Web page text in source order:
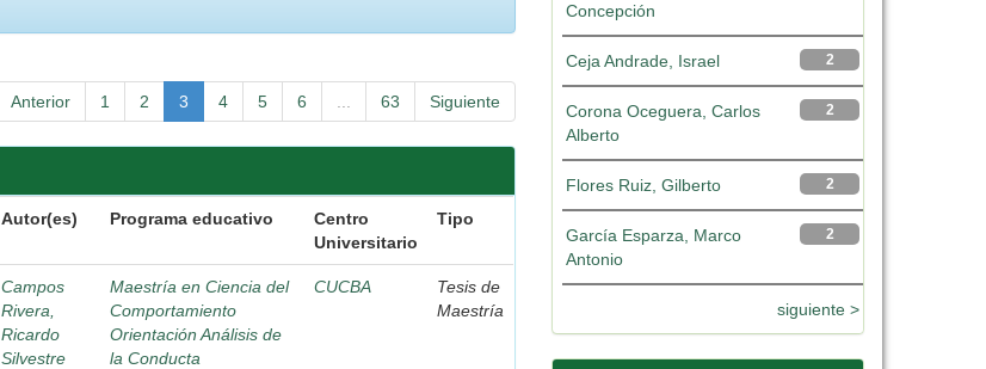
Anterior 1 2 3 4 5 6 63 Siguiente
Autor(es) Programa educativo
Centro
Universitario
Tipo
Campos
Rivera,
Ricardo
Silvestre
Maestría en Ciencia del
Comportamiento
Orientación Análisis de
la Conducta
CUCBA
Tesis de
Maestría
Concepción
2
Ceja Andrade, Israel
2
Corona Oceguera, Carlos
Alberto
2
Flores Ruiz, Gilberto
2
García Esparza, Marco
Antonio
siguiente >